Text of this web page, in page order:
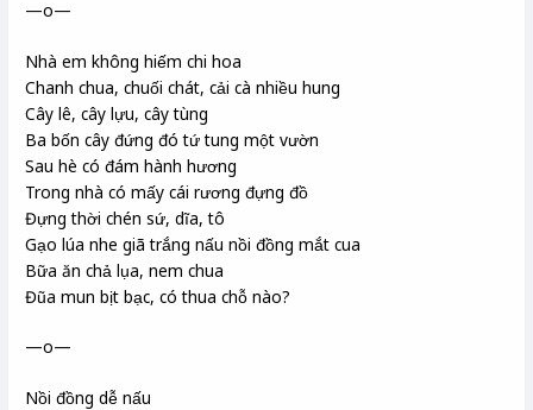
—o—
Nhà em không hiếm chi hoa
Chanh chua, chuối chát, cải cà nhiều hung
Cây lê, cây lựu, cây tùng
Ba bốn cây đứng đó tứ tung một vườn
Sau hè có đám hành hương
Trong nhà có mấy cái rương đựng đồ
Đựng thời chén sứ, dĩa, tô
Gạo lúa nhe giã trắng nấu nồi đồng mắt cua
Bữa ăn chả lụa, nem chua
Đũa mun bịt bạc, có thua chỗ nào?
—o—
Nồi đồng dễ nấu